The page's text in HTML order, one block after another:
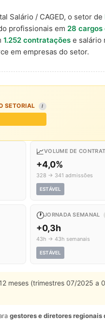
Salário / CAGED, o setor de
profissionais em 28
1.252 contratações e salário
em empresas do setor.
SETORIAL I
📈VOLUME DE
+4,0%
328 → 341 admissões
ESTÁVEL
🕐JORNADA SEMANAL
+0,3h
43h → 43h semanais
ESTÁVEL
meses (trimestres 07/2025 a
gestores e diretores regionais